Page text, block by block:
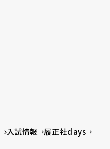
入試情報 履正社days